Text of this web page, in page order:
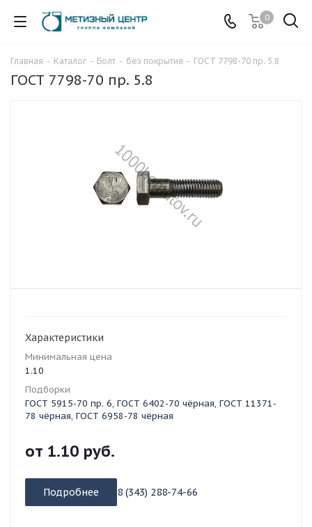
0
Главная - Каталог - Болт - без покрытия - ГОСТ 7798-70 пр. 5.8
ГОСТ 7798-70 пр. 5.8
Характеристики
Минимальная цена
1.10
Подборки
ГОСТ 5915-70 пр. 6, ГОСТ 6402-70 чёрная, ГОСТ 11371-
78 чёрная, ГОСТ 6958-78 чёрная
от 1.10 руб.
Подробнее 8 (343) 288-74-66